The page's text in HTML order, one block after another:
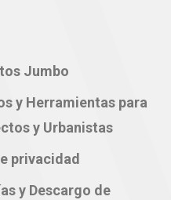
Jumbo
y Herramientas para
y Urbanistas
privacidad
y Descargo de